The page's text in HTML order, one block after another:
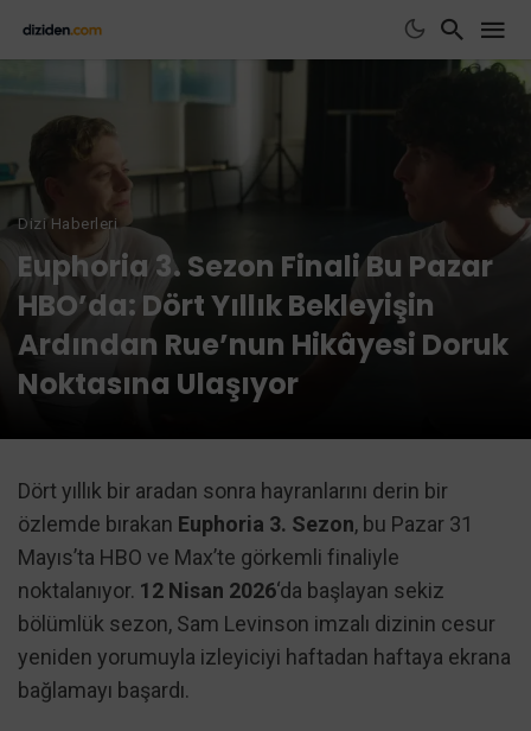
Dizi Haberleri
Euphoria 3. Sezon Finali Bu Pazar
HBO’da: Dört Yıllık Bekleyişin
Ardından Rue’nun Hikâyesi Doruk
Noktasına Ulaşıyor
Dört yıllık bir aradan sonra hayranlarını derin bir
özlemde bırakan Euphoria 3. Sezon, bu Pazar 31
Mayıs’ta HBO ve Max’te görkemli finaliyle
noktalanıyor. 12 Nisan 2026‘da başlayan sekiz
bölümlük sezon, Sam Levinson imzalı dizinin cesur
yeniden yorumuyla izleyiciyi haftadan haftaya ekrana
bağlamayı başardı.